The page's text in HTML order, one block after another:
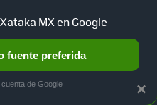
Twitter
×
MX en Google
fuente preferida
de Google